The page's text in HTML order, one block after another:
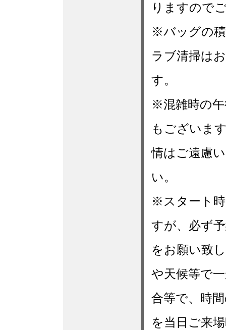
りますので
※バッグの
ラブ清掃は
す。
※混雑時の
もございま
情はご遠慮
い。
※スタート
すが、必ず
をお願い致
や天候等で
合等で、時
を当日ご来